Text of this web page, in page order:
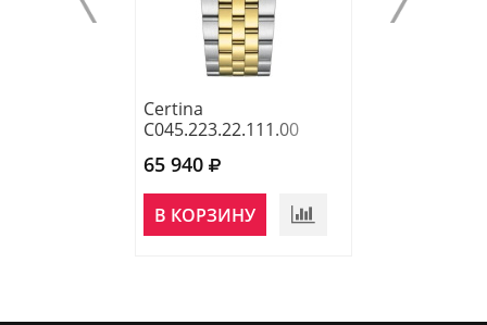
Certina
C045.223.22.111.00
65 940
В КОРЗИНУ